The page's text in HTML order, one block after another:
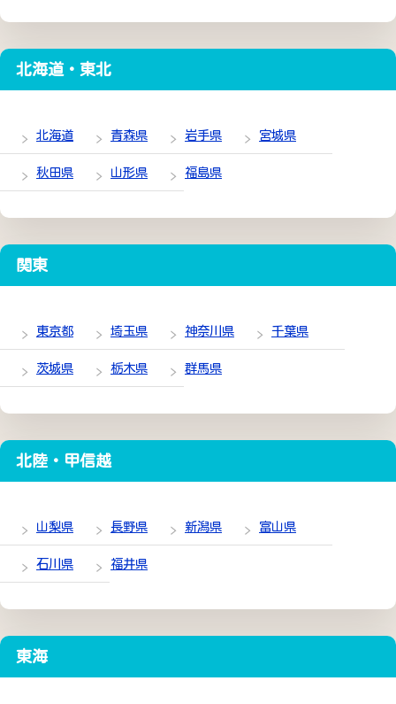
北海道・東北
北海道 青森県 岩手県 宮城県
秋田県 山形県 福島県
関東
東京都 埼玉県 神奈川県 千葉県
茨城県 栃木県 群馬県
北陸・甲信越
山梨県 長野県 新潟県 富山県
石川県 福井県
東海